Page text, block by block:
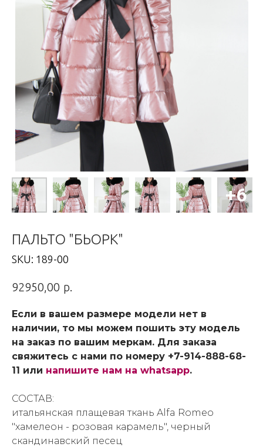
ПАЛЬТО "БЬОРК"
SKU: 189-00
92950,00 р.
Если в вашем размере модели нет в
наличии, то мы можем пошить эту модель
на заказ по вашим меркам. Для заказа
свяжитесь с нами по номеру +7-914-888-68-
11 или напишите нам на whatsapp.
СОСТАВ:
итальянская плащевая ткань Alfa Romeo
"хамелеон - розовая карамель", черный
скандинавский песец